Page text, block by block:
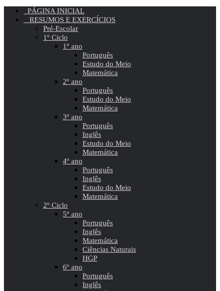
PÁGINA INICIAL
RESUMOS E EXERCÍCIOS
Pré-Escolar
1º Ciclo
1º ano
Português
Estudo do Meio
Matemática
2º ano
Português
Estudo do Meio
Matemática
3º ano
Português
Inglês
Estudo do Meio
Matemática
4º ano
Português
Inglês
Estudo do Meio
Matemática
2º Ciclo
5º ano
Português
Inglês
Matemática
Ciências Naturais
HGP
6º ano
Português
Inglês